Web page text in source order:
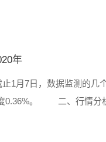
年
1月7日，数据监测的几
度0.36%。 二、行情